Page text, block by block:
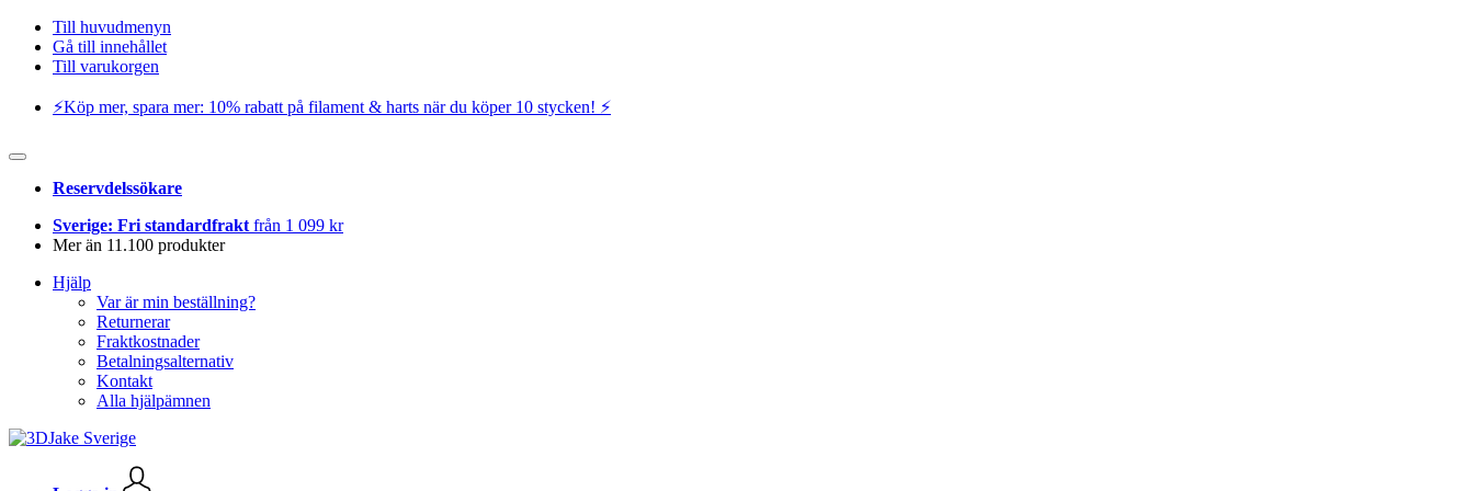
Till huvudmenyn
Gå till innehållet
Till varukorgen
⚡️Köp mer, spara mer: 10% rabatt på filament & harts när du köper 10 stycken! ⚡️
Reservdelssökare
Sverige: Fri standardfrakt från 1 099 kr
Mer än 11.100 produkter
Hjälp
Var är min beställning?
Returnerar
Fraktkostnader
Betalningsalternativ
Kontakt
Alla hjälpämnen